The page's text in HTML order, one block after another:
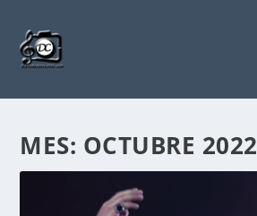
MES: OCTUBRE 2022